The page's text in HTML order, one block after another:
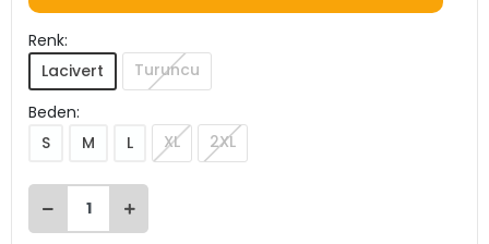
Renk:
Lacivert
Turuncu
Beden:
S
M L XL 2XL